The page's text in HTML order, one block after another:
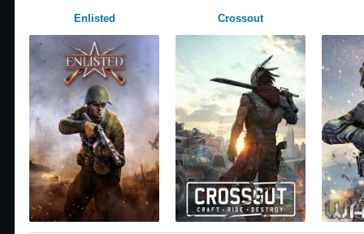
Enlisted Crossout